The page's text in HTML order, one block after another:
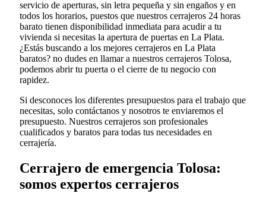
servicio de aperturas, sin letra pequeña y sin engaños y en
todos los horarios, puestos que nuestros cerrajeros 24 horas
barato tienen disponibilidad inmediata para acudir a tu
vivienda si necesitas la apertura de puertas en La Plata.
¿Estás buscando a los mejores cerrajeros en La Plata
baratos? no dudes en llamar a nuestros cerrajeros Tolosa,
podemos abrir tu puerta o el cierre de tu negocio con
rapidez.
Si desconoces los diferentes presupuestos para el trabajo que
necesitas, solo contáctanos y nosotros te enviaremos el
presupuesto. Nuestros cerrajeros son profesionales
cualificados y baratos para todas tus necesidades en
cerrajería.
Cerrajero de emergencia Tolosa:
somos expertos cerrajeros